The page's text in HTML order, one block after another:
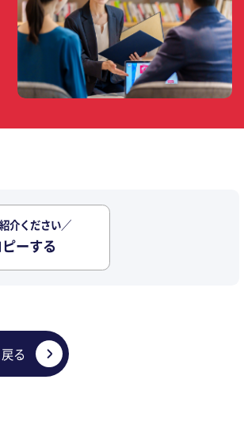
介ください／
ーする
る